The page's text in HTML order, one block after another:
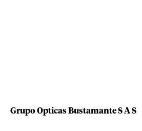
Grupo Opticas Bustamante S A S